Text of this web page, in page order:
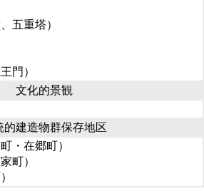
五重塔）
門）
文化的景観
的建造物群保存地区
・在郷町）
町）